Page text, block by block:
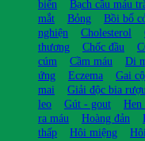
biến
Bạch cầu máu
mắt
Bỏng Bồi bổ
nghiện
Cholesterol
thương
Chốc đầu
cúm
Cầm máu Di
ứng
Eczema Gai
mai
Giải độc bia rượu
leo
Gút - gout Hen
ra máu
Hoàng đản
thấp
Hôi miệng